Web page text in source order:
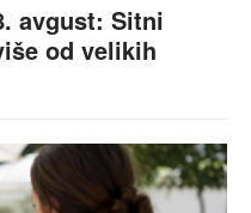
avgust: Sitni
od velikih